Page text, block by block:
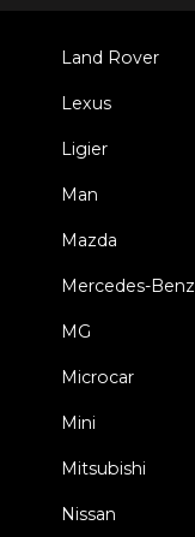
Land Rover
Lexus
Ligier
Man
Mazda
Mercedes-Benz
MG
Microcar
Mini
Mitsubishi
Nissan